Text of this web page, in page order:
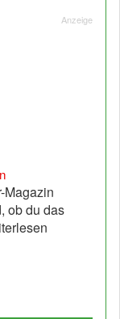
Anzeige
Magazin
ob du das